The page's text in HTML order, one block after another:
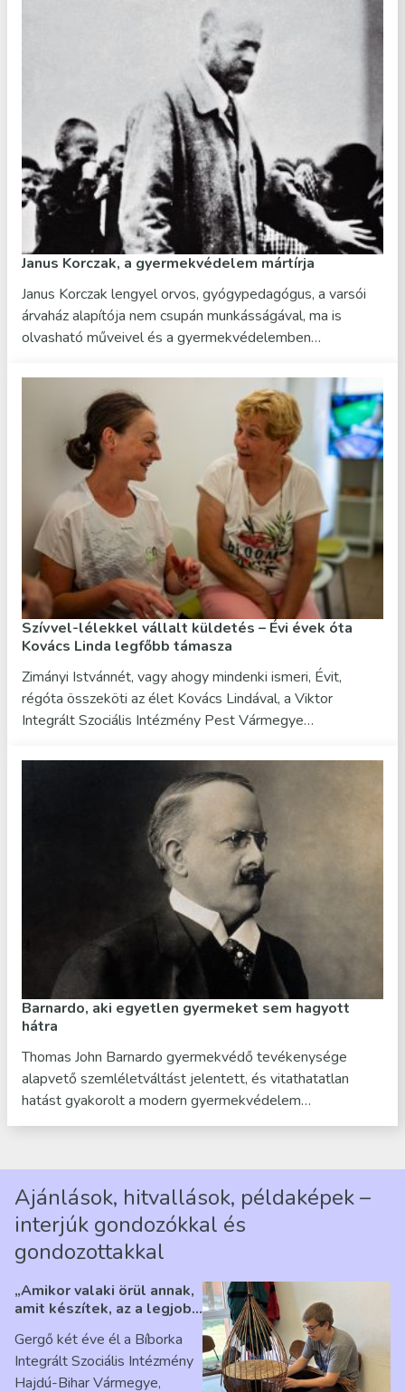
Janus Korczak, a gyermekvédelem mártírja
Janus Korczak lengyel orvos, gyógypedagógus, a varsói
árvaház alapítója nem csupán munkásságával, ma is
olvasható műveivel és a gyermekvédelemben…
Szívvel-lélekkel vállalt küldetés – Évi évek óta
Kovács Linda legfőbb támasza
Zimányi Istvánnét, vagy ahogy mindenki ismeri, Évit,
régóta összeköti az élet Kovács Lindával, a Viktor
Integrált Szociális Intézmény Pest Vármegye…
Barnardo, aki egyetlen gyermeket sem hagyott
hátra
Thomas John Barnardo gyermekvédő tevékenysége
alapvető szemléletváltást jelentett, és vitathatatlan
hatást gyakorolt a modern gyermekvédelem…
Ajánlások, hitvallások, példaképek –
interjúk gondozókkal és
gondozottakkal
„Amikor valaki örül annak,
amit készítek, az a legjobb
Ribárszky Gergő ellátottal
Gergő két éve él a Bíborka
Integrált Szociális Intézmény
Hajdú-Bihar Vármegye,